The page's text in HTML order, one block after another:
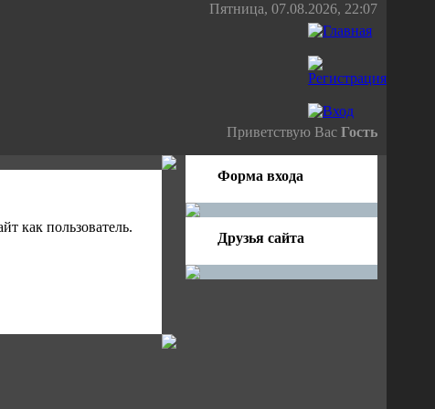
Пятница, 07.08.2026, 22:07
Приветствую Вас Гость
как пользователь.
Форма входа
Друзья сайта